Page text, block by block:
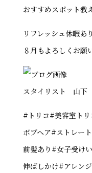
おすすめスポット教
リフレッシュ休暇あ
８月もよろしくお
スタイリスト 山下
#トリコ#美容室ト
ボブヘア#ストレー
前髪あり#女子受け
伸ばしかけ#アレン